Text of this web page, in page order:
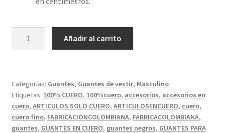
CABALLERO
COLOR
NEGRO.
cantidad
Añadir al carrito
Categorías: Guantes, Guantes de vestir, Masculino
Etiquetas: 100% CUERO, 100%cuero, accesorios, accesorios en
cuero, ARTICULOS SOLO CUERO, ARTICULOSENCUERO, cuero,
cuero fino, FABRICACIONCOLOMBIANA, FABRICACOLOMBIANA,
guantes, GUANTES EN CUERO, guantes negros, GUANTES PARA